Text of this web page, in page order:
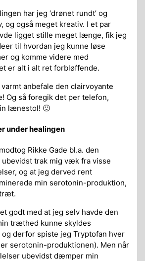
har jeg ‘drønet rundt’ og
og også meget kreativ. I et par
ligget stille meget længe, fik jeg
til hvordan jeg kunne løse
og komme videre med
er alt i alt ret forbløffende.
anbefale den clairvoyante
Og så foregik det per telefon,
lænestol! 🙂
under healingen
Rikke Gade bl.a. den
trak mig væk fra visse
og at jeg derved rent
min serotonin-produktion,
godt med at jeg selv havde den
træthed kunne skyldes
derfor spiste jeg Tryptofan hver
serotonin-produktionen). Men når
ubevidst dæmper min